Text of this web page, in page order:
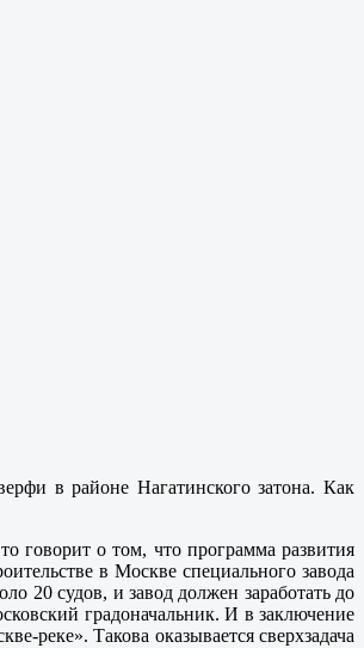
в районе Нагатинского затона. Как
говорит о том, что программа развития
в Москве специального завода
20 судов, и завод должен заработать до
градоначальник. И в заключение
реке». Такова оказывается сверхзадача